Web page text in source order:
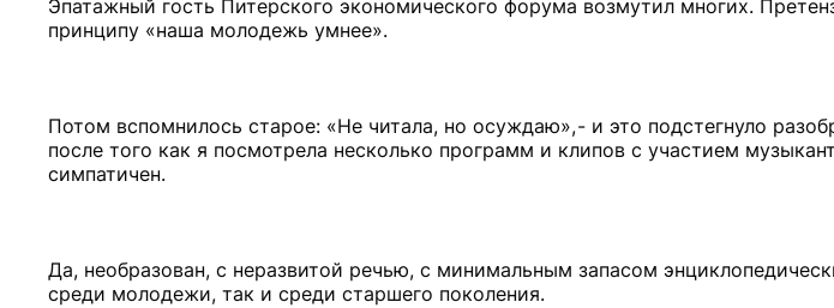
Эпатажный гость Питерского экономического форума возмутил многих.
принципу «наша молодежь умнее».
Потом вспомнилось старое: «Не читала, но осуждаю», - и это подстегнуло
после того как я посмотрела несколько программ и клипов с участием
симпатичен.
Да, необразован, с неразвитой речью, с минимальным запасом
среди молодежи, так и среди старшего поколения.